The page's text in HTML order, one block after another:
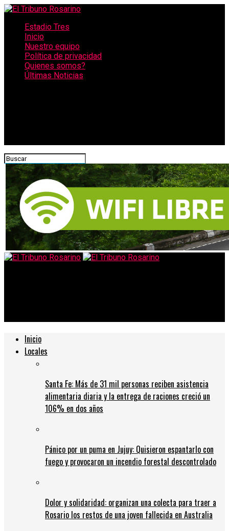
Estadio Tres
Inicio
Nuestro equipo
Política de privacidad
Quienes somos?
Últimas Noticias
Inicio
Locales
Santa Fe: Más de 31 mil personas reciben asistencia
alimentaria diaria y la entrega de raciones creció un
106% en dos años
Pánico por un puma en Jujuy: Quisieron espantarlo con
fuego y provocaron un incendio forestal descontrolado
Dolor y solidaridad: organizan una colecta para traer a
Rosario los restos de una joven fallecida en Australia